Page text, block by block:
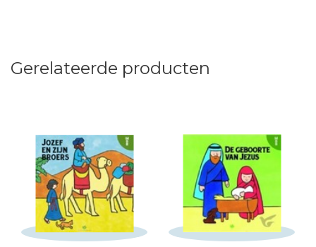
Gerelateerde producten